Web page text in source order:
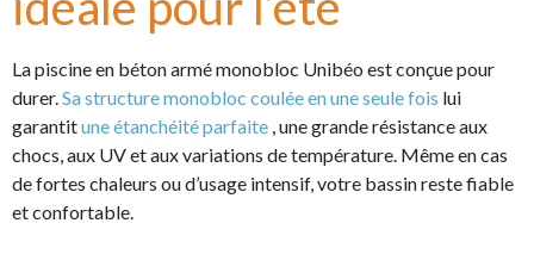
La piscine en béton armé monobloc Unibéo est conçue pour
durer.Sa structure monobloc coulée en une seule fois lui
garantitune étanchéité parfaite , une grande résistance aux
chocs, aux UV et aux variations de température. Même en cas
de fortes chaleurs ou d’usage intensif, votre bassin reste fiable
et confortable.